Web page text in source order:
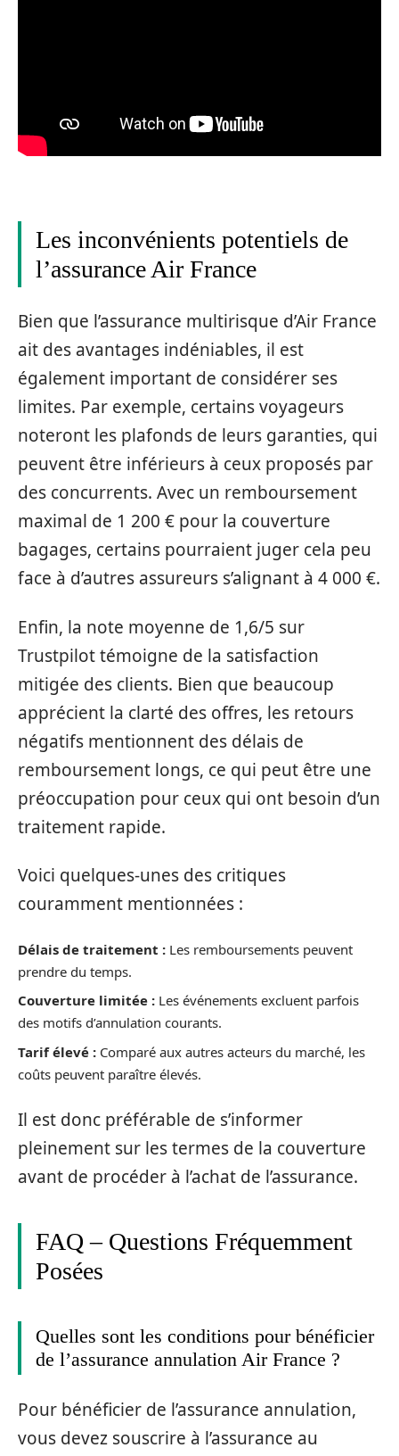
Les inconvénients potentiels de
l’assurance Air France
Bien que l’assurance multirisque d’Air France
ait des avantages indéniables, il est
également important de considérer ses
limites. Par exemple, certains voyageurs
noteront les plafonds de leurs garanties, qui
peuvent être inférieurs à ceux proposés par
des concurrents. Avec un remboursement
maximal de 1 200 € pour la couverture
bagages, certains pourraient juger cela peu
face à d’autres assureurs s’alignant à 4 000 €.
Enfin, la note moyenne de 1,6/5 sur
Trustpilot témoigne de la satisfaction
mitigée des clients. Bien que beaucoup
apprécient la clarté des offres, les retours
négatifs mentionnent des délais de
remboursement longs, ce qui peut être une
préoccupation pour ceux qui ont besoin d’un
traitement rapide.
Voici quelques-unes des critiques
couramment mentionnées :
Délais de traitement : Les remboursements peuvent
prendre du temps.
Couverture limitée : Les événements excluent parfois
des motifs d’annulation courants.
Tarif élevé : Comparé aux autres acteurs du marché, les
coûts peuvent paraître élevés.
Il est donc préférable de s’informer
pleinement sur les termes de la couverture
avant de procéder à l’achat de l’assurance.
FAQ – Questions Fréquemment
Posées
Quelles sont les conditions pour bénéficier
de l’assurance annulation Air France ?
Pour bénéficier de l’assurance annulation,
vous devez souscrire à l’assurance au